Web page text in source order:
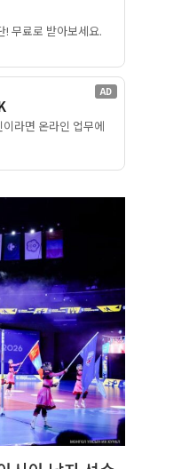
! 무료로 받아보세요.
AD
라면 온라인 업무에